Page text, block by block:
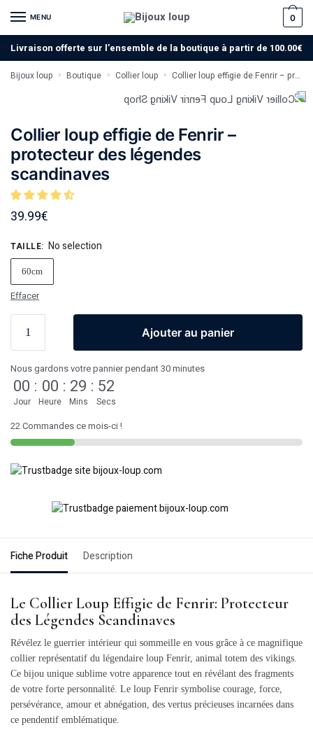
MENU 0
Livraison offerte sur l’ensemble de la boutique à partir de 100.00€
Bijoux loup » Boutique » Collier loup » Collier loup effigie de Fenrir – protecteur des légendes scandinaves
Collier loup effigie de Fenrir –
protecteur des légendes
scandinaves
39.99€
TAILLE: No selection
60cm
Effacer
Ajouter au panier
Nous gardons votre pannier pendant 30 minutes
00
Jour
: 00
Heure
: 29
Mins
: 52
Secs
22 Commandes ce mois-ci !
Fiche Produit Description
Le Collier Loup Effigie de Fenrir: Protecteur
des Légendes Scandinaves
Révélez le guerrier intérieur qui sommeille en vous grâce à ce magnifique
collier représentatif du légendaire loup Fenrir, animal totem des vikings.
Ce bijou unique sublime votre apparence tout en révélant des fragments
de votre forte personnalité. Le loup Fenrir symbolise courage, force,
persévérance, amour et abnégation, des vertus précieuses incarnées dans
ce pendentif emblématique.